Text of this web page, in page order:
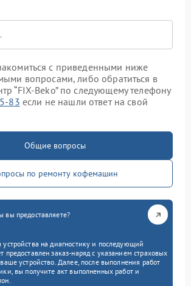
с приведенными ниже
вопросами, либо обратиться в
“FIX-Beko” по следующему телефону
83 если не нашли ответ на свой
Общие вопросы
по ремонту кофемашин
вы предоставляете?
на диагностику и последующий
предоставлен заказ-наряд с указанием страховых
устройство. Далее, после выполнения работ
вы получите акт выполненных работ и